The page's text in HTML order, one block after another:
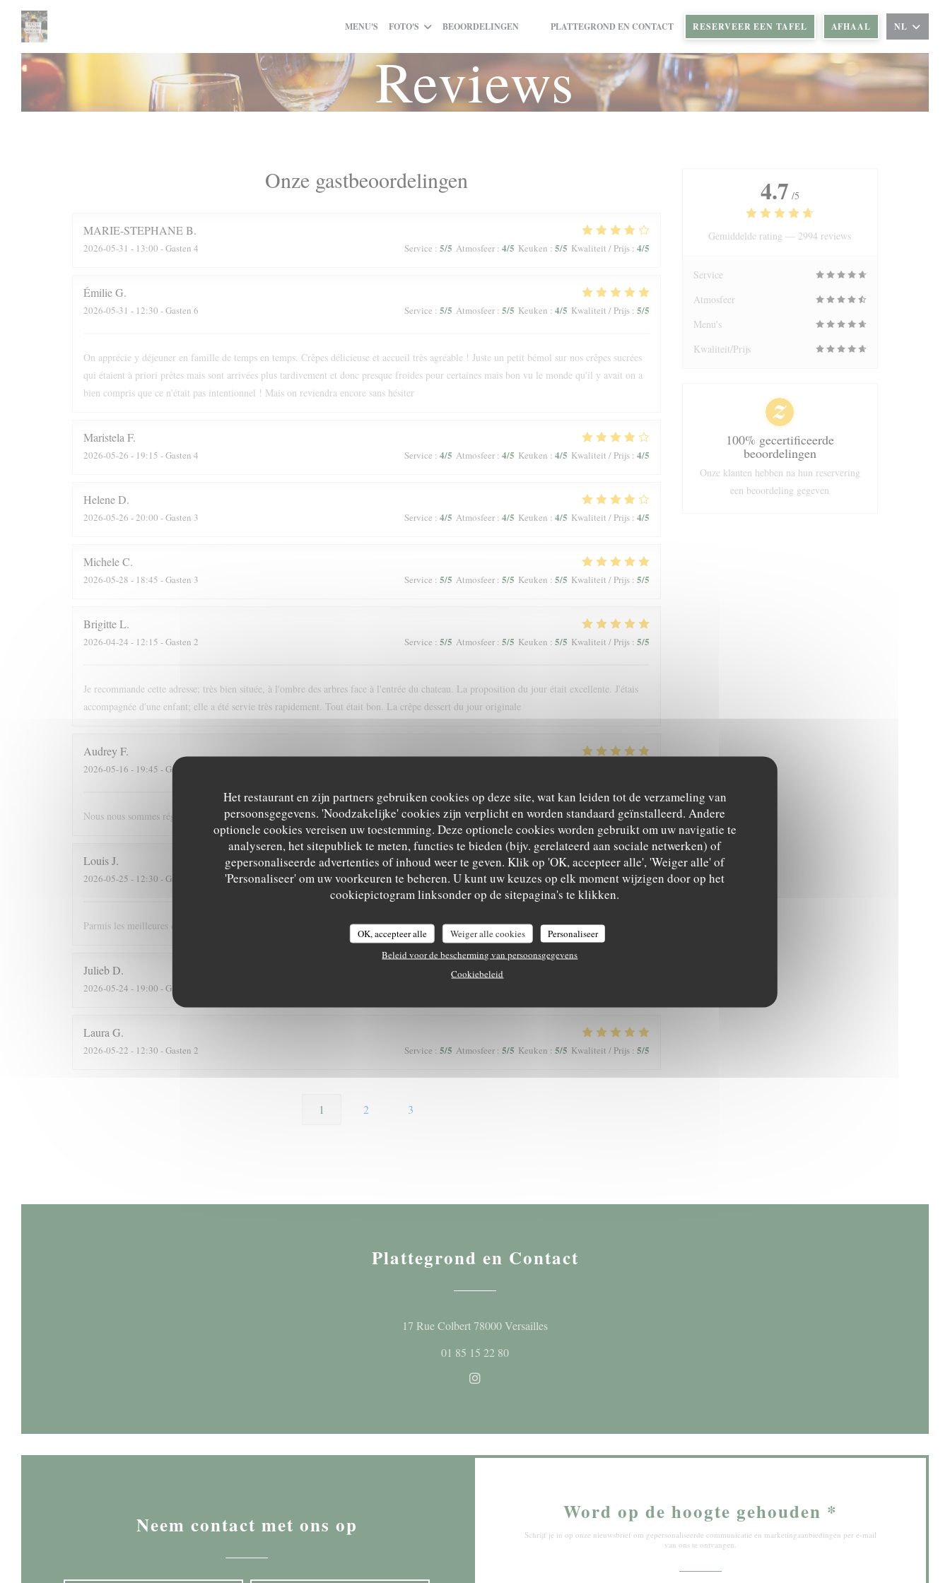
Cookies beheer paneel
Het restaurant en zijn partners gebruiken cookies op deze site, wat kan leiden tot de verzameling van
persoonsgegevens. 'Noodzakelijke' cookies zijn verplicht en worden standaard geïnstalleerd. Andere
optionele cookies vereisen uw toestemming. Deze optionele cookies worden gebruikt om uw navigatie te
analyseren, het sitepubliek te meten, functies te bieden (bijv. gerelateerd aan sociale netwerken) of
gepersonaliseerde advertenties of inhoud weer te geven. Klik op 'OK, accepteer alle', 'Weiger alle' of
'Personaliseer' om uw voorkeuren te beheren. U kunt uw keuzes op elk moment wijzigen door op het
cookiepictogram linksonder op de sitepagina's te klikken.
OK, accepteer alle Weiger alle cookies
Personaliseer
Beleid voor de bescherming van persoonsgegevens
Cookiebeleid
MENU'S FOTO'S BEOORDELINGEN
((OPENT IN EEN NIEUW VENSTER))
((OPENT IN EEN NIEUW VENSTER))
PLATTEGROND EN CONTACT RESERVEER EEN TAFEL AFHAAL NL
Reviews
Onze gastbeoordelingen
MARIE-STEPHANEB
2026-05-31 - 13:00 - Gasten 4 Service : 5/5 Atmosfeer: 4/5 Keuken : 5/5 Kwaliteit / Prijs: 4/5
ÉmilieG
2026-05-31 - 12:30 - Gasten 6 Service : 5/5 Atmosfeer: 5/5 Keuken : 4/5 Kwaliteit / Prijs: 5/5
On apprécie y déjeuner en famille de temps en temps. Crêpes délicieuse et accueil très agréable ! Juste un petit bémol sur nos crêpes sucrées
qui étaient à priori prêtes mais sont arrivées plus tardivement et donc presque froides pour certaines mais bon vu le monde qu'il y avait on a
bien compris que ce n'était pas intentionnel ! Mais on reviendra encore sans hésiter
Maristela F
2026-05-26 - 19:15 - Gasten 4 Service : 4/5 Atmosfeer: 4/5 Keuken : 4/5 Kwaliteit / Prijs: 4/5
HeleneD
2026-05-26 - 20:00 - Gasten 3 Service : 4/5 Atmosfeer: 4/5 Keuken : 4/5 Kwaliteit / Prijs: 4/5
MicheleC
2026-05-28 - 18:45 - Gasten 3 Service : 5/5 Atmosfeer: 5/5 Keuken : 5/5 Kwaliteit / Prijs: 5/5
BrigitteL
2026-04-24 - 12:15 - Gasten 2 Service : 5/5 Atmosfeer: 5/5 Keuken : 5/5 Kwaliteit / Prijs: 5/5
Je recommande cette adresse; très bien située, à l'ombre des arbres face à l'entrée du chateau. La proposition du jour était excellente. J'étais
accompagnée d'une enfant; elle a été servie très rapidement. Tout était bon. La crêpe dessert du jour originale
AudreyF
2026-05-16 - 19:45 - Gasten 4
Nous nous sommes régalés, joli restaurant, bonne ambiance. Nous recommandons !
LouisJ
2026-05-25 - 12:30 - Gasten 3 Service:4/5 Atmosfeer:5 /5 Keuken:5 /5 Kwaliteit / Prijs: 4/5
Parmis les meilleures crèpes de Versailles!
JuliebD
2026-05-24 - 19:00 - Gasten 2
Laura G
2026-05-22 - 12:30 - Gasten 2 Service : 5/5 Atmosfeer: 5/5 Keuken : 5/5 Kwaliteit / Prijs: 5/5
1 2 3
4.7 /5
Gemiddelde rating — 2994 reviews
Service
Atmosfeer
Menu's
Kwaliteit/Prijs
100% gecertificeerde
beoordelingen
Onze klanten hebben na hun reservering
een beoordeling gegeven
Plattegrond en Contact
17 Rue Colbert 78000 Versailles((opent in een nieuw venster))
01 85 15 22 80
Instagram ((opent in een nieuw venster))
Neem contact met ons op
Word op de hoogte gehouden *
Schrijf je in op onze nieuwsbrief om gepersonaliseerde communicatie en marketingaanbiedingen per e-mail
van ons te ontvangen.